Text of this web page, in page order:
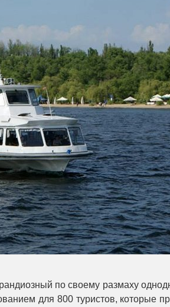
по своему размаху
для 800 туристов, которые